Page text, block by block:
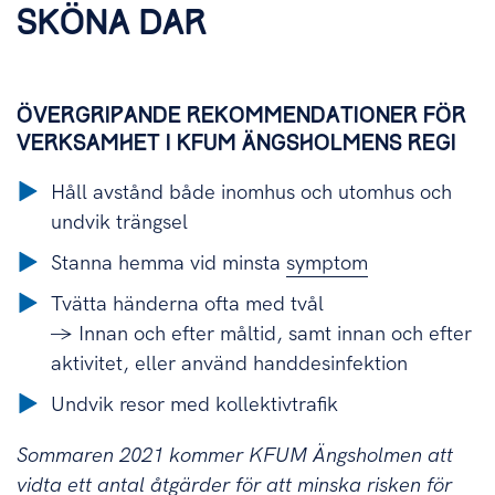
SKÖNA DAR
ÖVERGRIPANDE REKOMMENDATIONER FÖR
VERKSAMHET I KFUM ÄNGSHOLMENS REGI
Håll avstånd både inomhus och utomhus och
undvik trängsel
Stanna hemma vid minsta symptom
Tvätta händerna ofta med tvål
→ Innan och efter måltid, samt innan och efter
aktivitet, eller använd handdesinfektion
Undvik resor med kollektivtrafik
Sommaren 2021 kommer KFUM Ängsholmen att
vidta ett antal åtgärder för att minska risken för